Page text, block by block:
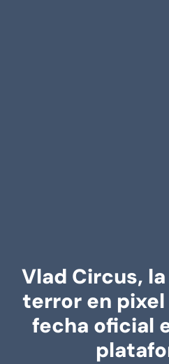
Vlad Circus,
terror en
fecha oficial